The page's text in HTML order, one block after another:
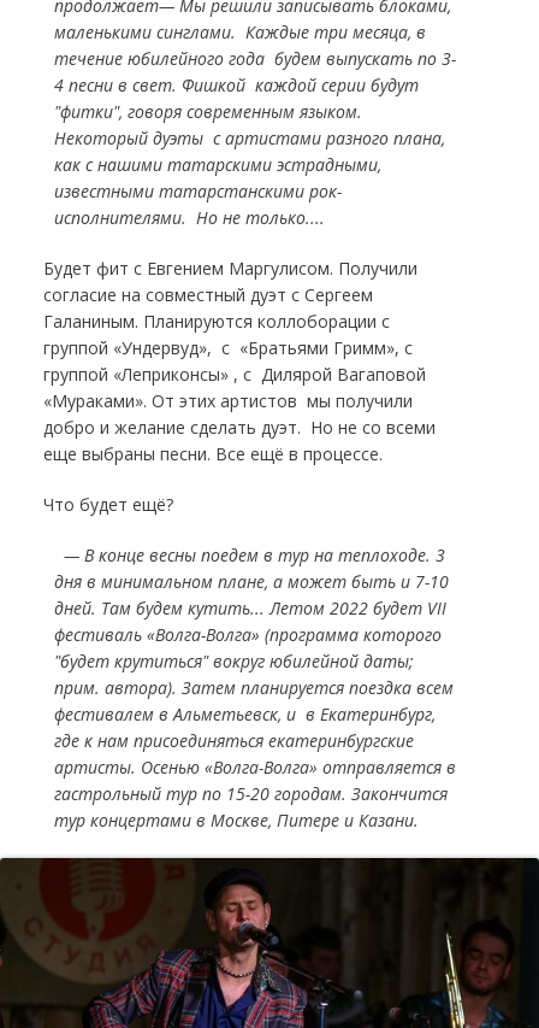
продолжает— Мы решили записывать блоками,
маленькими синглами. Каждые три месяца, в
течение юбилейного года будем выпускать по 3-
4 песни в свет. Фишкой каждой серии будут
"фитки", говоря современным языком.
Некоторый дуэты с артистами разного плана,
как с нашими татарскими эстрадными,
известными татарстанскими рок-
исполнителями. Но не только....
Будет фит с Евгением Маргулисом. Получили
согласие на совместный дуэт с Сергеем
Галаниным. Планируются коллоборации с
группой «Ундервуд», с «Братьями Гримм», с
группой «Леприконсы» , с Дилярой Вагаповой
«Мураками». От этих артистов мы получили
добро и желание сделать дуэт. Но не со всеми
еще выбраны песни. Все ещё в процессе.
Что будет ещё?
— В конце весны поедем в тур на теплоходе. 3
дня в минимальном плане, а может быть и 7-10
дней. Там будем кутить... Летом 2022 будет VII
фестиваль «Волга-Волга» (программа которого
"будет крутиться" вокруг юбилейной даты;
прим. автора). Затем планируется поездка всем
фестивалем в Альметьевск, и в Екатеринбург,
где к нам присоединяться екатеринбургские
артисты. Осенью «Волга-Волга» отправляется в
гастрольный тур по 15-20 городам. Закончится
тур концертами в Москве, Питере и Казани.